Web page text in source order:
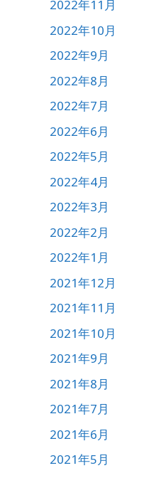
2022年11月
2022年10月
2022年9月
2022年8月
2022年7月
2022年6月
2022年5月
2022年4月
2022年3月
2022年2月
2022年1月
2021年12月
2021年11月
2021年10月
2021年9月
2021年8月
2021年7月
2021年6月
2021年5月